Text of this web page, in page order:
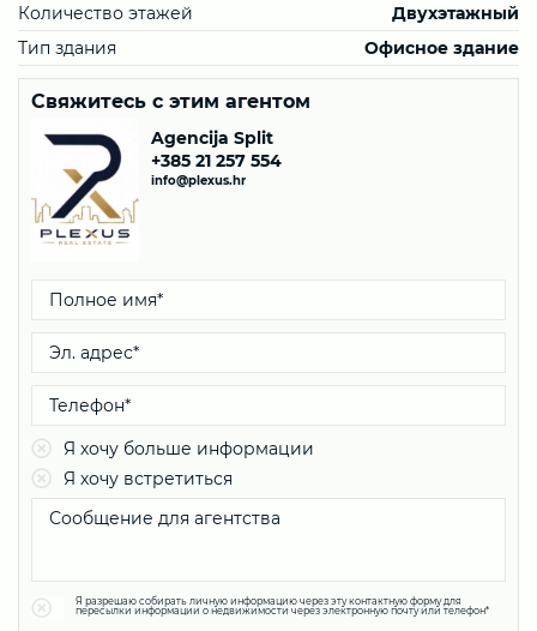
Количество этажей
Двухэтажный
Тип здания
Офисное здание
Свяжитесь с этим агентом
Agencija Split
+385 21 257 554
info@plexus.hr
Я хочу больше информации
Я хочу встретиться
Я разрешаю собирать личную информацию через эту контактную форму для
пересылки информации о недвижимости через электронную почту или телефон*